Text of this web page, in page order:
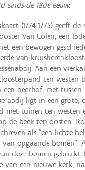
sinds de 18de eeuw.
(1774-1775) geeft
van Colen, een
een bewogen
van
Aan een
ten westen
een neerhof, met tussen
abdij ligt in een grote,
met tuinen ten westen
de beek ten oosten.
als "een lichte
van opgaande bomen".
deze bomen gebruikt
van een nieuwe kerk, na